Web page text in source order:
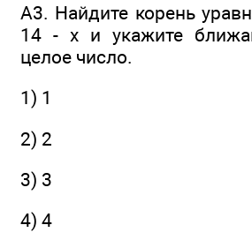
А3. Найдите корень
14 - x и укажите
целое число.
1) 1
2) 2
3) 3
4) 4